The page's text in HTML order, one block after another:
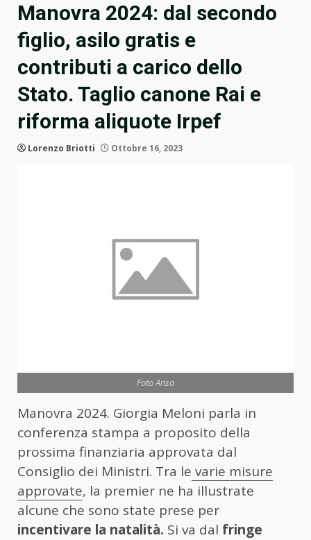
Manovra 2024: dal secondo
figlio, asilo gratis e
contributi a carico dello
Stato. Taglio canone Rai e
riforma aliquote Irpef
Lorenzo Briotti Ottobre 16, 2023
Foto Ansa
Manovra 2024. Giorgia Meloni parla in
conferenza stampa a proposito della
prossima finanziaria approvata dal
Consiglio dei Ministri. Tra le varie misure
approvate, la premier ne ha illustrate
alcune che sono state prese per
incentivare la natalità. Si va dal fringe